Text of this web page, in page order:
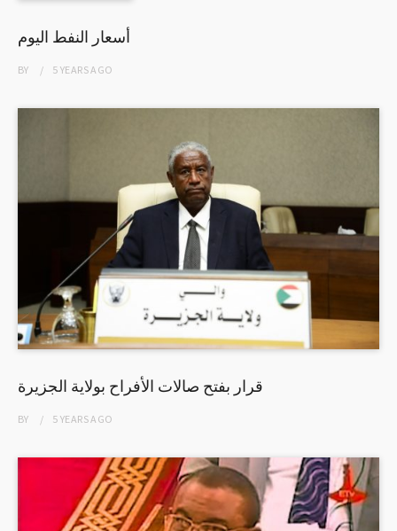
أسعار النفط اليوم
BY 5 YEARSAGO
قرار بفتح صالات الأفراح بولاية الجزيرة
BY 5 YEARSAGO